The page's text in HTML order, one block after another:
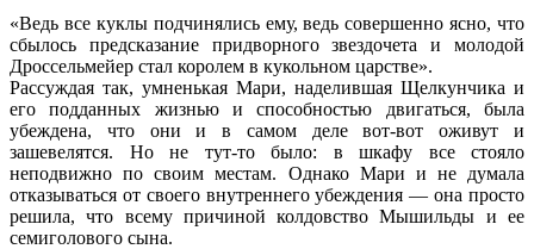
«Ведь все куклы подчинялись ему, ведь совершенно ясно, что
сбылось предсказание придворного звездочета и молодой
Дроссельмейер стал королем в кукольном царстве».
Рассуждая так, умненькая Мари, наделившая Щелкунчика и
его подданных жизнью и способностью двигаться, была
убеждена, что они и в самом деле вот-вот оживут и
зашевелятся. Но не тут-то было: в шкафу все стояло
неподвижно по своим местам. Однако Мари и не думала
отказываться от своего внутреннего убеждения — она просто
решила, что всему причиной колдовство Мышильды и ее
семиголового сына.